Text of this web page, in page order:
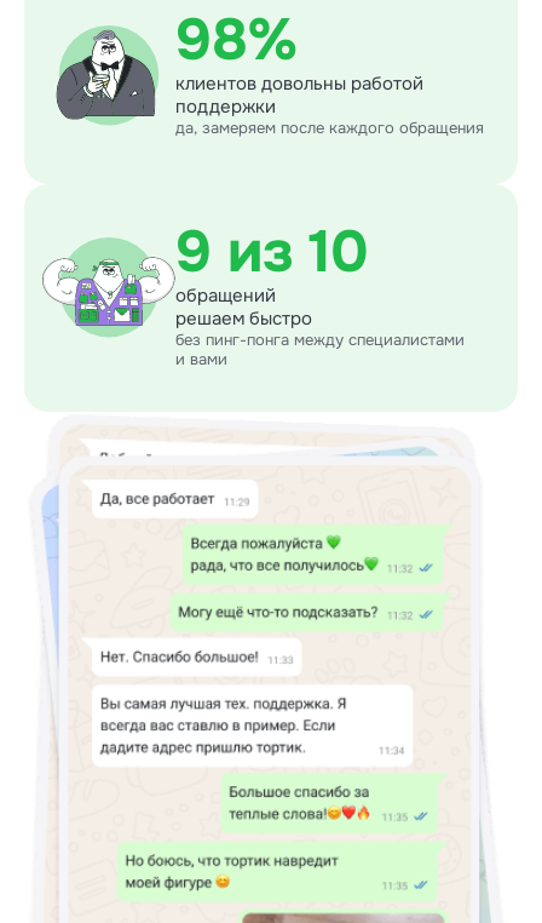
98%
клиентов довольны работой
поддержки
да, замеряем после каждого обращения
9 из 10
обращений
решаем быстро
без пинг-понга между специалистами
и вами